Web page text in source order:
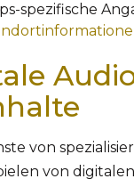
spezifische
von
von